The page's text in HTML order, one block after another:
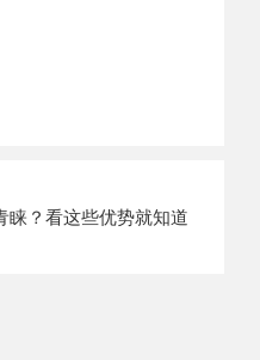
睐？看这些优势就知道